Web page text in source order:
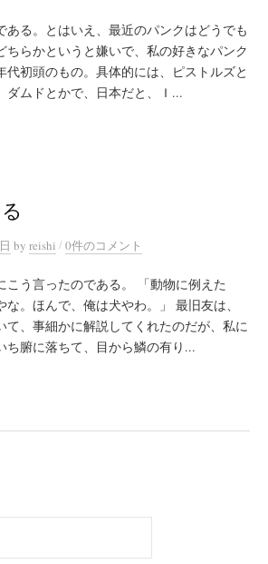
ある。とはいえ、最近のパンクはどうでも
らかというと嫌いで、私の好きなパンク
代初頭のもの。具体的には、ピストルズと
ダムドとかで、日本だと、Ｉ...
by reishi /0件のコメント
こう言ったのである。 「動物に例えた
。ほんで、俺は犬やわ。」 最旧友は、
て、事細かに解説してくれたのだが、私に
ち腑に落ちて、目から鱗の有り...